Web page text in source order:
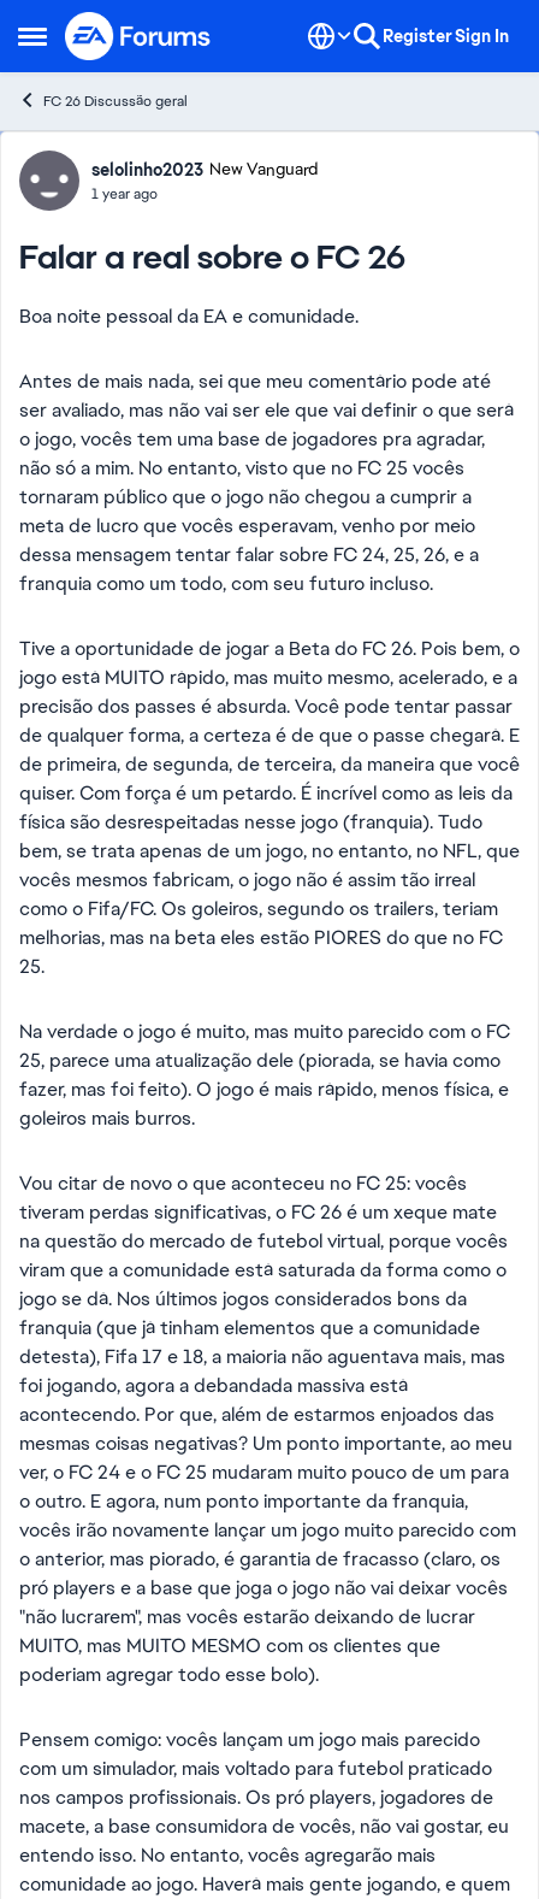
Open Side Menu
Skip to content RegisterSign In
FC 26 Discussão geral
Forum Discussion
selolinho2023 New Vanguard
1 year ago
Falar a real sobre o FC 26
Boa noite pessoal da EA e comunidade.
Antes de mais nada, sei que meu comentário pode até
ser avaliado, mas não vai ser ele que vai definir o que será
o jogo, vocês tem uma base de jogadores pra agradar,
não só a mim. No entanto, visto que no FC 25 vocês
tornaram público que o jogo não chegou a cumprir a
meta de lucro que vocês esperavam, venho por meio
dessa mensagem tentar falar sobre FC 24, 25, 26, e a
franquia como um todo, com seu futuro incluso.
Tive a oportunidade de jogar a Beta do FC 26. Pois bem, o
jogo está MUITO rápido, mas muito mesmo, acelerado, e a
precisão dos passes é absurda. Você pode tentar passar
de qualquer forma, a certeza é de que o passe chegará. E
de primeira, de segunda, de terceira, da maneira que você
quiser. Com força é um petardo. É incrível como as leis da
física são desrespeitadas nesse jogo (franquia). Tudo
bem, se trata apenas de um jogo, no entanto, no NFL, que
vocês mesmos fabricam, o jogo não é assim tão irreal
como o Fifa/FC. Os goleiros, segundo os trailers, teriam
melhorias, mas na beta eles estão PIORES do que no FC
25.
Na verdade o jogo é muito, mas muito parecido com o FC
25, parece uma atualização dele (piorada, se havia como
fazer, mas foi feito). O jogo é mais rápido, menos física, e
goleiros mais burros.
Vou citar de novo o que aconteceu no FC 25: vocês
tiveram perdas significativas, o FC 26 é um xeque mate
na questão do mercado de futebol virtual, porque vocês
viram que a comunidade está saturada da forma como o
jogo se dá. Nos últimos jogos considerados bons da
franquia (que já tinham elementos que a comunidade
detesta), Fifa 17 e 18, a maioria não aguentava mais, mas
foi jogando, agora a debandada massiva está
acontecendo. Por que, além de estarmos enjoados das
mesmas coisas negativas? Um ponto importante, ao meu
ver, o FC 24 e o FC 25 mudaram muito pouco de um para
o outro. E agora, num ponto importante da franquia,
vocês irão novamente lançar um jogo muito parecido com
o anterior, mas piorado, é garantia de fracasso (claro, os
pró players e a base que joga o jogo não vai deixar vocês
"não lucrarem", mas vocês estarão deixando de lucrar
MUITO, mas MUITO MESMO com os clientes que
poderiam agregar todo esse bolo).
Pensem comigo: vocês lançam um jogo mais parecido
com um simulador, mais voltado para futebol praticado
nos campos profissionais. Os pró players, jogadores de
macete, a base consumidora de vocês, não vai gostar, eu
entendo isso. No entanto, vocês agregarão mais
comunidade ao jogo. Haverá mais gente jogando, e quem